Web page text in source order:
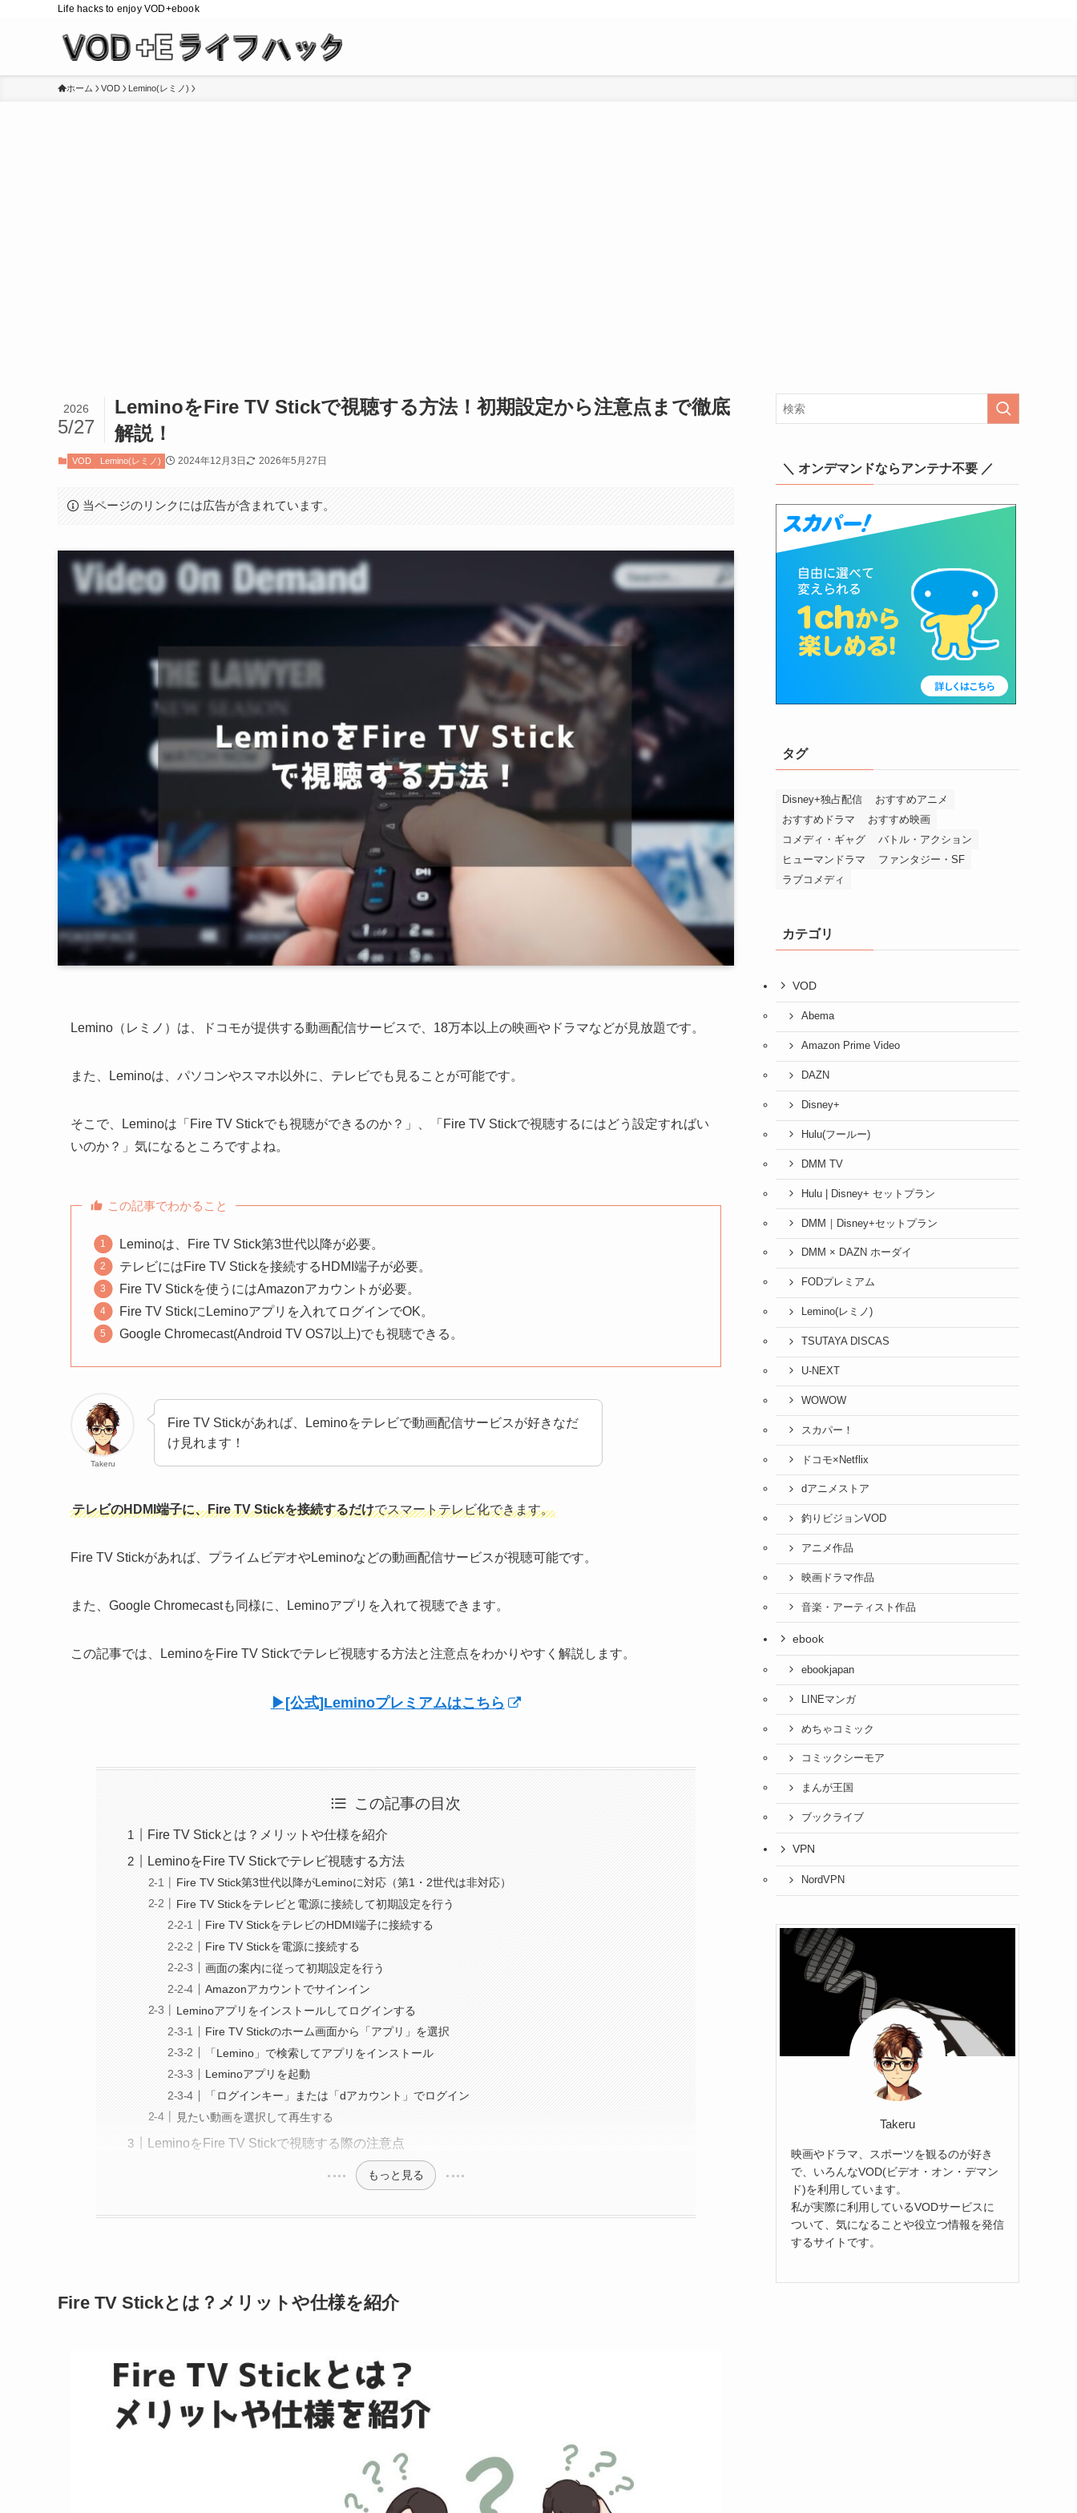
Life hacks to enjoy VOD+ebook
ホーム VOD Lemino(レミノ)
LeminoをFire TV Stickで視聴する方法！初期設定から注意点まで徹底
解説！
2026
5/27
VOD Lemino(レミノ) 2024年12月3日 2026年5月27日
当ページのリンクには広告が含まれています。
Lemino（レミノ）は、ドコモが提供する動画配信サービスで、18万本以上の映画やドラマなどが見放題です。
また、Leminoは、パソコンやスマホ以外に、テレビでも見ることが可能です。
そこで、Leminoは「Fire TV Stickでも視聴ができるのか？」、「Fire TV Stickで視聴するにはどう設定すればい
いのか？」気になるところですよね。
この記事でわかること
Leminoは、Fire TV Stick第3世代以降が必要。
テレビにはFire TV Stickを接続するHDMI端子が必要。
Fire TV Stickを使うにはAmazonアカウントが必要。
Fire TV StickにLeminoアプリを入れてログインでOK。
Google Chromecast(Android TV OS7以上)でも視聴できる。
Takeru
Fire TV Stickがあれば、Leminoをテレビで動画配信サービスが好きなだ
け見れます！
テレビのHDMI端子に、Fire TV Stickを接続するだけでスマートテレビ化できます。
Fire TV Stickがあれば、プライムビデオやLeminoなどの動画配信サービスが視聴可能です。
また、Google Chromecastも同様に、Leminoアプリを入れて視聴できます。
この記事では、LeminoをFire TV Stickでテレビ視聴する方法と注意点をわかりやすく解説します。
▶︎[公式]Leminoプレミアムはこちら
この記事の目次
Fire TV Stickとは？メリットや仕様を紹介
LeminoをFire TV Stickでテレビ視聴する方法
Fire TV Stick第3世代以降がLeminoに対応（第1・2世代は非対応）
Fire TV Stickをテレビと電源に接続して初期設定を行う
Fire TV StickをテレビのHDMI端子に接続する
Fire TV Stickを電源に接続する
画面の案内に従って初期設定を行う
Amazonアカウントでサインイン
Leminoアプリをインストールしてログインする
Fire TV Stickのホーム画面から「アプリ」を選択
「Lemino」で検索してアプリをインストール
Leminoアプリを起動
「ログインキー」または「dアカウント」でログイン
見たい動画を選択して再生する
LeminoをFire TV Stickで視聴する際の注意点
もっと見る
Fire TV Stickとは？メリットや仕様を紹介
＼ オンデマンドならアンテナ不要 ／
タグ
Disney+独占配信
おすすめアニメ
おすすめドラマ
おすすめ映画
コメディ・ギャグ
バトル・アクション
ヒューマンドラマ
ファンタジー・SF
ラブコメディ
カテゴリ
VOD
Abema
Amazon Prime Video
DAZN
Disney+
Hulu(フールー)
DMM TV
Hulu | Disney+ セットプラン
DMM｜Disney+セットプラン
DMM × DAZN ホーダイ
FODプレミアム
Lemino(レミノ)
TSUTAYA DISCAS
U-NEXT
WOWOW
スカパー！
ドコモ×Netflix
dアニメストア
釣りビジョンVOD
アニメ作品
映画ドラマ作品
音楽・アーティスト作品
ebook
ebookjapan
LINEマンガ
めちゃコミック
コミックシーモア
まんが王国
ブックライブ
VPN
NordVPN
Takeru
映画やドラマ、スポーツを観るのが好き
で、いろんなVOD(ビデオ・オン・デマン
ド)を利用しています。
私が実際に利用しているVODサービスに
ついて、気になることや役立つ情報を発信
するサイトです。